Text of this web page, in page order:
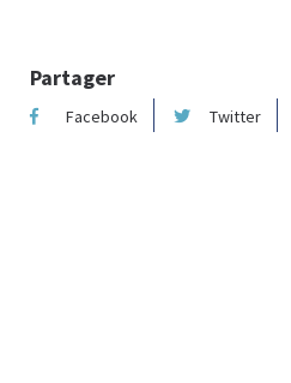
Partager
Facebook Twitter